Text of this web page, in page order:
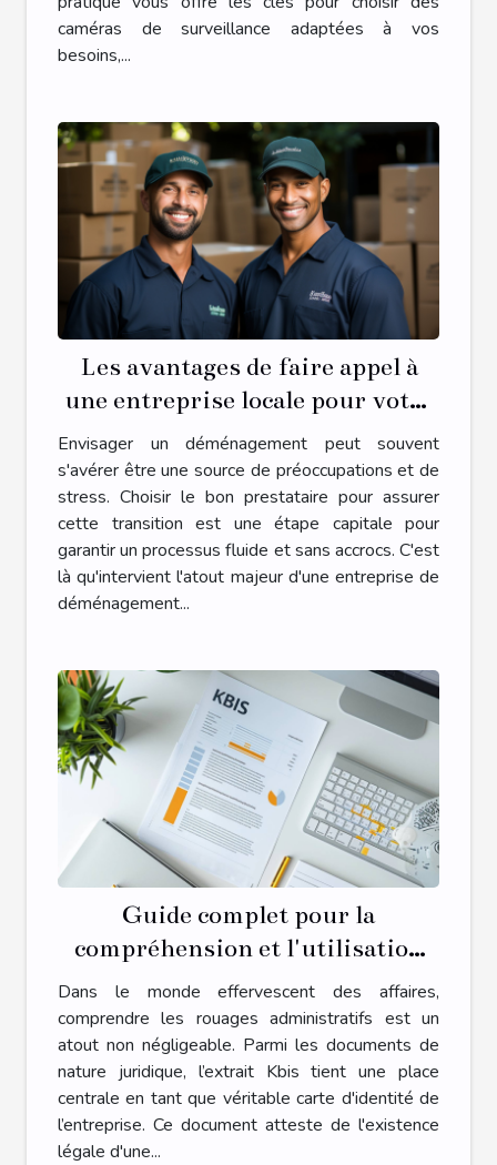
caméras de surveillance adaptées à vos
besoins,...
Les avantages de faire appel à
une entreprise locale pour votre
déménagement
Envisager un déménagement peut souvent
s'avérer être une source de préoccupations et de
stress. Choisir le bon prestataire pour assurer
cette transition est une étape capitale pour
garantir un processus fluide et sans accrocs. C'est
là qu'intervient l'atout majeur d'une entreprise de
déménagement...
Guide complet pour la
compréhension et l'utilisation
des extraits Kbis dans le monde
des affaires
Dans le monde effervescent des affaires,
comprendre les rouages administratifs est un
atout non négligeable. Parmi les documents de
nature juridique, l’extrait Kbis tient une place
centrale en tant que véritable carte d'identité de
l’entreprise. Ce document atteste de l'existence
légale d'une...